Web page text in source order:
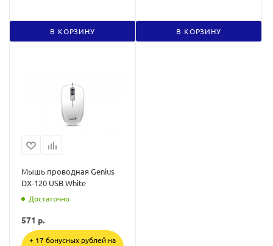
В КОРЗИНУ В КОРЗИНУ
Мышь проводная Genius
DX-120 USB White
Достаточно
571 р.
+ 17 бонусных рублей на